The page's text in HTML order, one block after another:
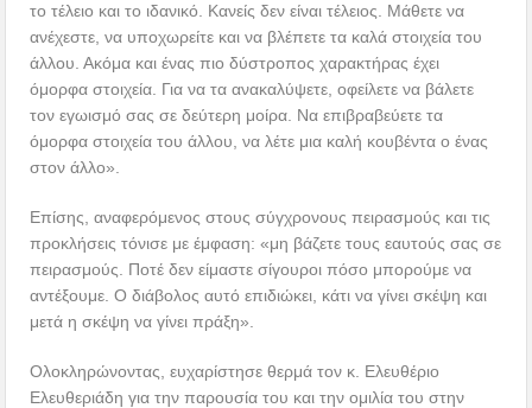
το τέλειο και το ιδανικό. Κανείς δεν είναι τέλειος. Μάθετε να
ανέχεστε, να υποχωρείτε και να βλέπετε τα καλά στοιχεία του
άλλου. Ακόμα και ένας πιο δύστροπος χαρακτήρας έχει
όμορφα στοιχεία. Για να τα ανακαλύψετε, οφείλετε να βάλετε
τον εγωισμό σας σε δεύτερη μοίρα. Να επιβραβεύετε τα
όμορφα στοιχεία του άλλου, να λέτε μια καλή κουβέντα ο ένας
στον άλλο».
Επίσης, αναφερόμενος στους σύγχρονους πειρασμούς και τις
προκλήσεις τόνισε με έμφαση: «μη βάζετε τους εαυτούς σας σε
πειρασμούς. Ποτέ δεν είμαστε σίγουροι πόσο μπορούμε να
αντέξουμε. Ο διάβολος αυτό επιδιώκει, κάτι να γίνει σκέψη και
μετά η σκέψη να γίνει πράξη».
Ολοκληρώνοντας, ευχαρίστησε θερμά τον κ. Ελευθέριο
Ελευθεριάδη για την παρουσία του και την ομιλία του στην